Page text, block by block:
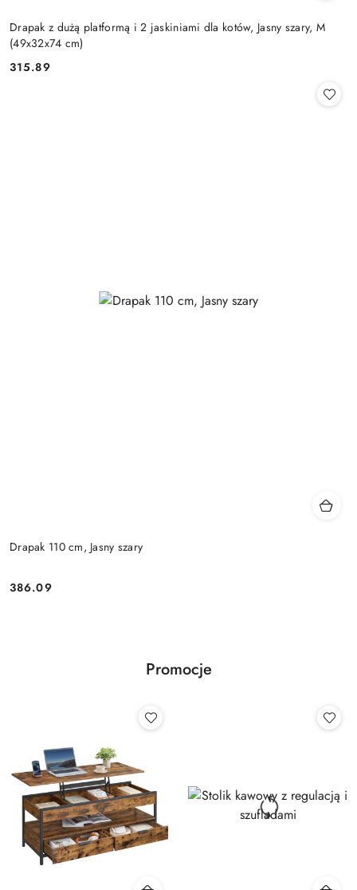
Drapak z dużą platformą i 2 jaskiniami dla kotów, Jasny szary, M
(49x32x74 cm)
Cena:
315.89
Drapak 110 cm, Jasny szary
Cena:
386.09
Promocje